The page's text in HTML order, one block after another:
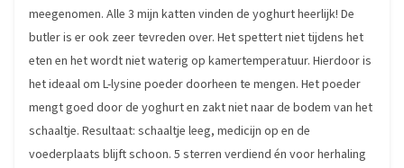
meegenomen. Alle 3 mijn katten vinden de yoghurt heerlijk! De
butler is er ook zeer tevreden over. Het spettert niet tijdens het
eten en het wordt niet waterig op kamertemperatuur. Hierdoor is
het ideaal om L-lysine poeder doorheen te mengen. Het poeder
mengt goed door de yoghurt en zakt niet naar de bodem van het
schaaltje. Resultaat: schaaltje leeg, medicijn op en de
voederplaats blijft schoon. 5 sterren verdiend én voor herhaling